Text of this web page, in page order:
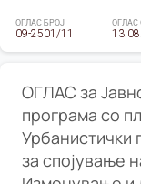
ОГЛАС БРОЈ
09-2501/11
ОГЛАС
ОГЛАС за
програма со
Урбанистички
за спојување